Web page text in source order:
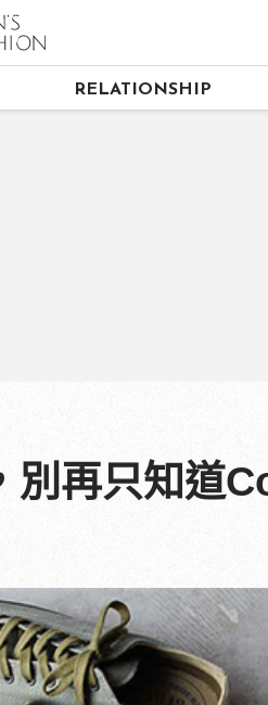
RELATIONSHIP
再只知道